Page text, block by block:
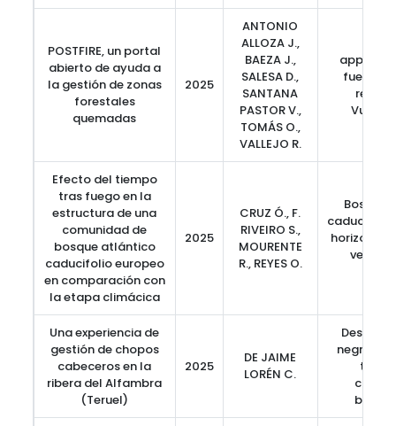
POSTFIRE, un portal
abierto de ayuda a
la gestión de zonas
forestales
quemadas
2025
ANTONIO
ALLOZA J.,
BAEZA J.,
SALESA D.,
SANTANA
PASTOR V.,
TOMÁS O.,
VALLEJO R.
app,
fuego,
Efecto del tiempo
tras fuego en la
estructura de una
comunidad de
bosque atlántico
caducifolio europeo
en comparación con
la etapa climácica
2025
CRUZ Ó., F.
RIVEIRO S.,
MOURENTE
R., REYES O.
Bosque
Una experiencia de
gestión de chopos
cabeceros en la
ribera del Alfambra
(Teruel)
2025
DE JAIME
LORÉN C.
negro,